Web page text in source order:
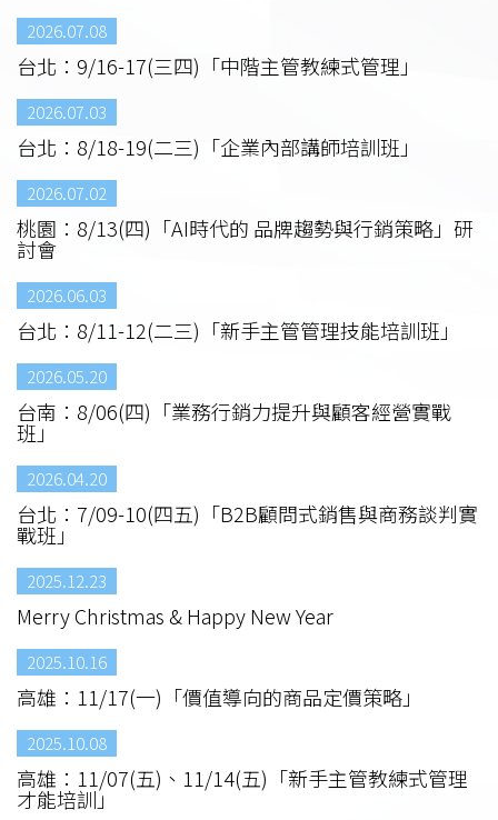
2026.07.08
台北：9/16-17(三四)「中階主管教練式管理」
2026.07.03
台北：8/18-19(二三)「企業內部講師培訓班」
2026.07.02
桃園：8/13(四)「AI時代的 品牌趨勢與行銷策略」研
討會
2026.06.03
台北：8/11-12(二三)「新手主管管理技能培訓班」
2026.05.20
台南：8/06(四)「業務行銷力提升與顧客經營實戰
班」
2026.04.20
台北：7/09-10(四五)「B2B顧問式銷售與商務談判實
戰班」
2025.12.23
Merry Christmas & Happy New Year
2025.10.16
高雄：11/17(一)「價值導向的商品定價策略」
2025.10.08
高雄：11/07(五)、11/14(五)「新手主管教練式管理
才能培訓」